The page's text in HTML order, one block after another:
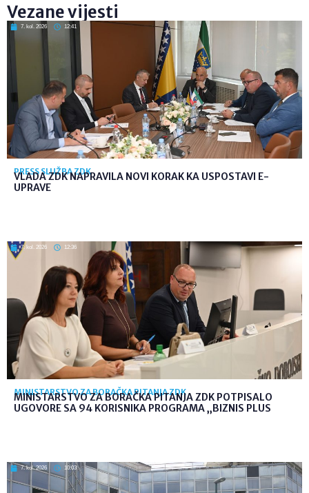
Vezane vijesti
7. kol. 2026 12:41
PRESS SLUŽBA ZDK
VLADA ZDK NAPRAVILA NOVI KORAK KA USPOSTAVI E-
UPRAVE
7. kol. 2026 12:36
MINISTARSTVO ZA BORAČKA PITANJA ZDK
MINISTARSTVO ZA BORAČKA PITANJA ZDK POTPISALO
UGOVORE SA 94 KORISNIKA PROGRAMA „BIZNIS PLUS
7. kol. 2026 10:03